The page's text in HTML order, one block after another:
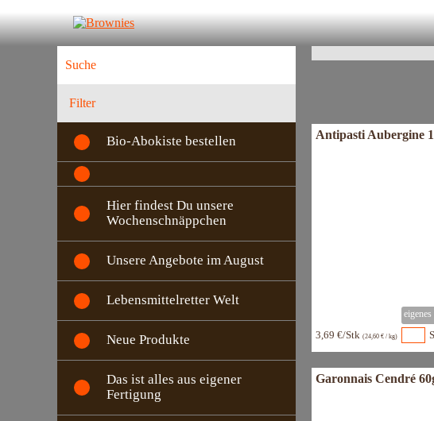
Filter
Bio-Abokiste bestellen
Hier findest Du unsere
Wochenschnäppchen
Unsere Angebote im August
Lebensmittelretter Welt
Neue Produkte
Das ist alles aus eigener
Fertigung
Antipasti Aubergine
3,69 €/Stk (24,60 € / kg)
Garonnais Cendré